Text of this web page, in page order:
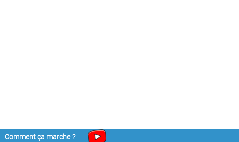
Comment ça marche ?